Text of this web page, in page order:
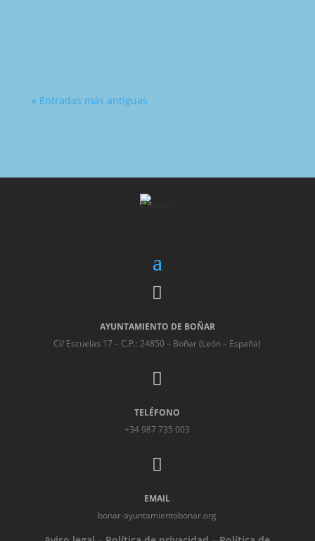
« Entradas más antiguas

AYUNTAMIENTO DE BOÑAR
Cl/ Escuelas 17 – C.P.: 24850 – Boñar (León – España)

TELÉFONO
+34 987 735 003

EMAIL
bonar-ayuntamientobonar.org